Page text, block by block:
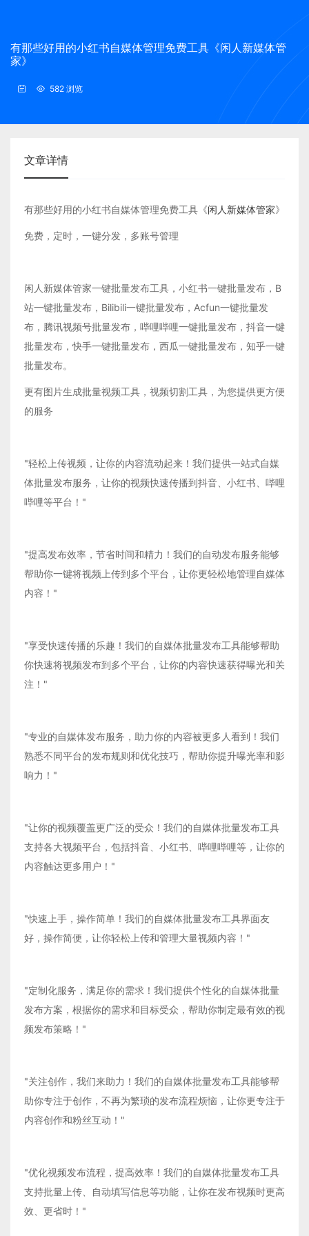
有那些好用的小红书自媒体管理免费工具《闲人新媒体管
家》
582 浏览
文章详情
有那些好用的小红书自媒体管理免费工具《闲人新媒体管家》
免费，定时，一键分发，多账号管理
闲人新媒体管家一键批量发布工具，小红书一键批量发布，B
站一键批量发布，Bilibili一键批量发布，Acfun一键批量发
布，腾讯视频号批量发布，哔哩哔哩一键批量发布，抖音一键
批量发布，快手一键批量发布，西瓜一键批量发布，知乎一键
批量发布。
更有图片生成批量视频工具，视频切割工具，为您提供更方便
的服务
"轻松上传视频，让你的内容流动起来！我们提供一站式自媒
体批量发布服务，让你的视频快速传播到抖音、小红书、哔哩
哔哩等平台！"
"提高发布效率，节省时间和精力！我们的自动发布服务能够
帮助你一键将视频上传到多个平台，让你更轻松地管理自媒体
内容！"
"享受快速传播的乐趣！我们的自媒体批量发布工具能够帮助
你快速将视频发布到多个平台，让你的内容快速获得曝光和关
注！"
"专业的自媒体发布服务，助力你的内容被更多人看到！我们
熟悉不同平台的发布规则和优化技巧，帮助你提升曝光率和影
响力！"
"让你的视频覆盖更广泛的受众！我们的自媒体批量发布工具
支持各大视频平台，包括抖音、小红书、哔哩哔哩等，让你的
内容触达更多用户！"
"快速上手，操作简单！我们的自媒体批量发布工具界面友
好，操作简便，让你轻松上传和管理大量视频内容！"
"定制化服务，满足你的需求！我们提供个性化的自媒体批量
发布方案，根据你的需求和目标受众，帮助你制定最有效的视
频发布策略！"
"关注创作，我们来助力！我们的自媒体批量发布工具能够帮
助你专注于创作，不再为繁琐的发布流程烦恼，让你更专注于
内容创作和粉丝互动！"
"优化视频发布流程，提高效率！我们的自媒体批量发布工具
支持批量上传、自动填写信息等功能，让你在发布视频时更高
效、更省时！"